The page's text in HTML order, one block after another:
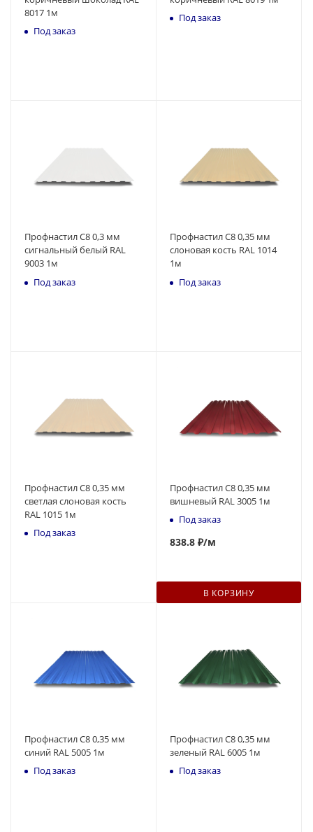
8017 1м
Под заказ
Под заказ
Профнастил С8 0,3 мм
сигнальный белый RAL
9003 1м
Под заказ
Профнастил С8 0,35 мм
слоновая кость RAL 1014
1м
Под заказ
Профнастил С8 0,35 мм
светлая слоновая кость
RAL 1015 1м
Под заказ
Профнастил С8 0,35 мм
вишневый RAL 3005 1м
Под заказ
838.8 ₽/м
В КОРЗИНУ
Профнастил С8 0,35 мм
синий RAL 5005 1м
Под заказ
Профнастил С8 0,35 мм
зеленый RAL 6005 1м
Под заказ